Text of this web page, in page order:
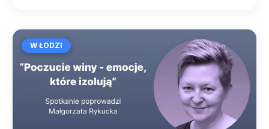
W ŁODZI